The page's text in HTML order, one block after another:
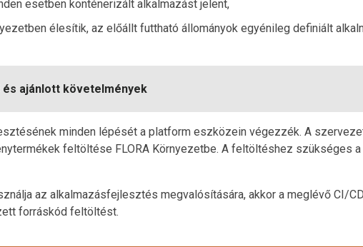
esetben konténerizált alkalmazást jelent,
élesítik, az előállt futtható állományok egyénileg definiált
ajánlott követelmények
minden lépését a platform eszközein végezzék. A
feltöltése FLORA Környezetbe. A feltöltéshez szükséges a
az alkalmazásfejlesztés megvalósítására, akkor a meglévő CI/
forráskód feltöltést.